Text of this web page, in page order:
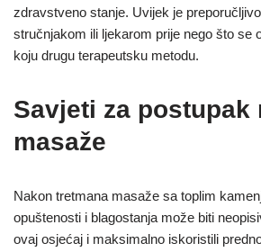
zdravstveno stanje. Uvijek je
stručnjakom ili ljekarom prije nego što se
koju drugu terapeutsku metodu.
Savjeti za postupak
masaže
Nakon tretmana masaže sa toplim
opuštenosti i blagostanja može biti
ovaj osjećaj i maksimalno iskoristili